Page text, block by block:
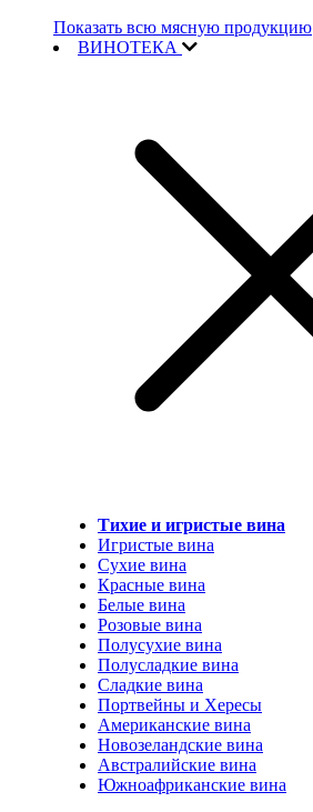
Показать всю мясную продукцию
ВИНОТЕКА
Тихие и игристые вина
Игристые вина
Сухие вина
Красные вина
Белые вина
Розовые вина
Полусухие вина
Полусладкие вина
Сладкие вина
Портвейны и Хересы
Американские вина
Новозеландские вина
Австралийские вина
Южноафриканские вина